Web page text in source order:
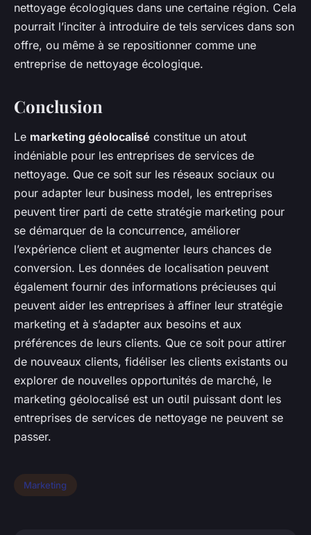
nettoyage écologiques dans une certaine région. Cela
pourrait l’inciter à introduire de tels services dans son
offre, ou même à se repositionner comme une
entreprise de nettoyage écologique.
Conclusion
Le marketing géolocalisé constitue un atout
indéniable pour les entreprises de services de
nettoyage. Que ce soit sur les réseaux sociaux ou
pour adapter leur business model, les entreprises
peuvent tirer parti de cette stratégie marketing pour
se démarquer de la concurrence, améliorer
l’expérience client et augmenter leurs chances de
conversion. Les données de localisation peuvent
également fournir des informations précieuses qui
peuvent aider les entreprises à affiner leur stratégie
marketing et à s’adapter aux besoins et aux
préférences de leurs clients. Que ce soit pour attirer
de nouveaux clients, fidéliser les clients existants ou
explorer de nouvelles opportunités de marché, le
marketing géolocalisé est un outil puissant dont les
entreprises de services de nettoyage ne peuvent se
passer.
Marketing